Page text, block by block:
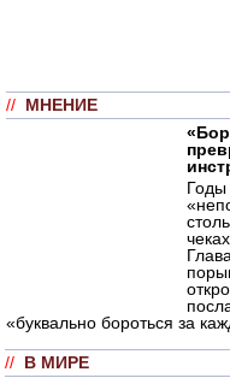
// МНЕНИЕ
Годы
«буквально бороться за
// В МИРЕ